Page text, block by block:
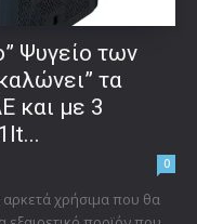
Ψυγείο των
τα
και με 3
0
χρήσιμα που θα